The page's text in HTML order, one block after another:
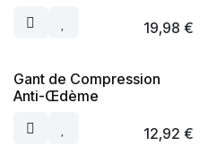
19,98 €
Gant de Compression
Anti-Œdème
12,92 €